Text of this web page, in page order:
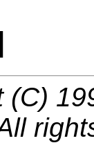
(C)